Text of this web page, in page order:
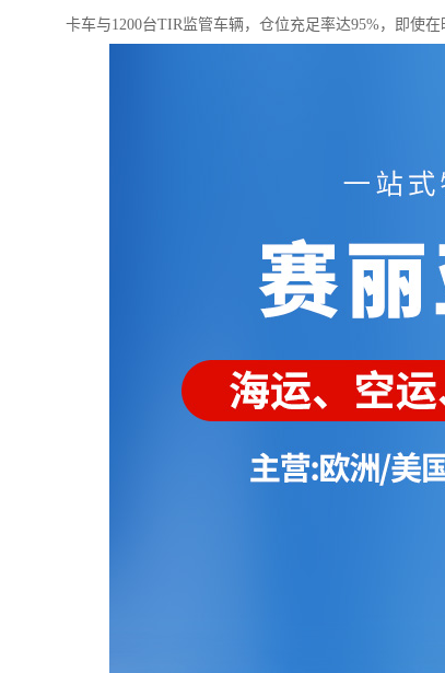
卡车与1200台TIR监管车辆，仓位充足率达95%，即使